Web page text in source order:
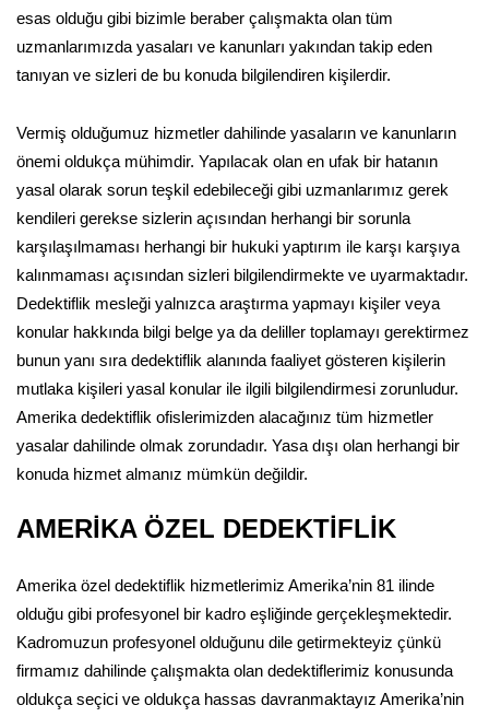
esas olduğu gibi bizimle beraber çalışmakta olan tüm
uzmanlarımızda yasaları ve kanunları yakından takip eden
tanıyan ve sizleri de bu konuda bilgilendiren kişilerdir.
Vermiş olduğumuz hizmetler dahilinde yasaların ve kanunların
önemi oldukça mühimdir. Yapılacak olan en ufak bir hatanın
yasal olarak sorun teşkil edebileceği gibi uzmanlarımız gerek
kendileri gerekse sizlerin açısından herhangi bir sorunla
karşılaşılmaması herhangi bir hukuki yaptırım ile karşı karşıya
kalınmaması açısından sizleri bilgilendirmekte ve uyarmaktadır.
Dedektiflik mesleği yalnızca araştırma yapmayı kişiler veya
konular hakkında bilgi belge ya da deliller toplamayı gerektirmez
bunun yanı sıra dedektiflik alanında faaliyet gösteren kişilerin
mutlaka kişileri yasal konular ile ilgili bilgilendirmesi zorunludur.
Amerika dedektiflik ofislerimizden alacağınız tüm hizmetler
yasalar dahilinde olmak zorundadır. Yasa dışı olan herhangi bir
konuda hizmet almanız mümkün değildir.
AMERİKA ÖZEL DEDEKTİFLİK
Amerika özel dedektiflik hizmetlerimiz Amerika’nin 81 ilinde
olduğu gibi profesyonel bir kadro eşliğinde gerçekleşmektedir.
Kadromuzun profesyonel olduğunu dile getirmekteyiz çünkü
firmamız dahilinde çalışmakta olan dedektiflerimiz konusunda
oldukça seçici ve oldukça hassas davranmaktayız Amerika’nin